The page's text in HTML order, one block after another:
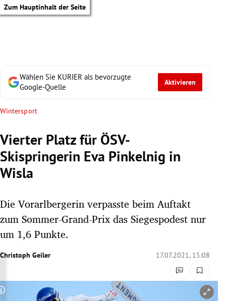
Zum Hauptinhalt der Seite
Untermenü
Untermenü
Untermenü
Wählen Sie KURIER als bevorzugte
Google-Quelle
Aktivieren
Wintersport
Vierter Platz für ÖSV-
Skispringerin Eva Pinkelnig in
Wisla
Die Vorarlbergerin verpasste beim Auftakt
zum Sommer-Grand-Prix das Siegespodest nur
um 1,6 Punkte.
Christoph Geiler 17.07.2021, 15:08
Copyright-Hinweis öffnen/schließen